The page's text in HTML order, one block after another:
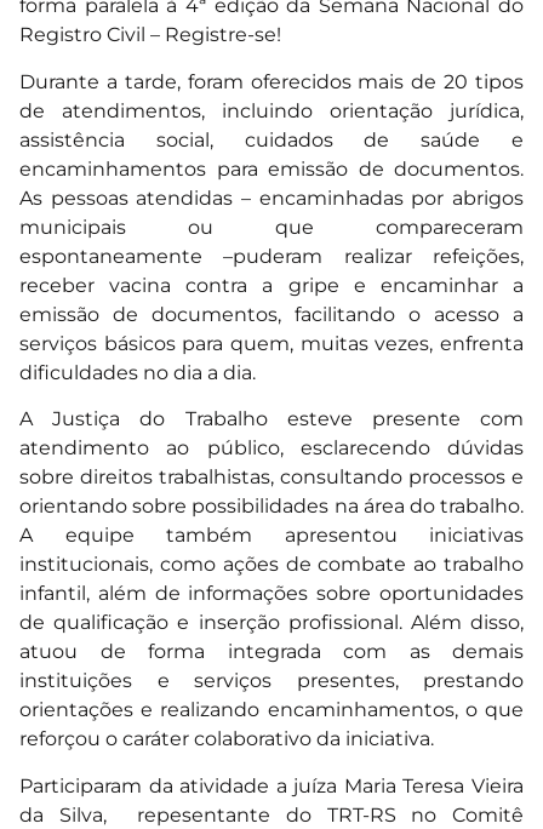
forma paralela à 4ª edição da Semana Nacional do
Registro Civil – Registre-se!
Durante a tarde, foram oferecidos mais de 20 tipos
de atendimentos, incluindo orientação jurídica,
assistência social, cuidados de saúde e
encaminhamentos para emissão de documentos.
As pessoas atendidas – encaminhadas por abrigos
municipais ou que compareceram
espontaneamente –puderam realizar refeições,
receber vacina contra a gripe e encaminhar a
emissão de documentos, facilitando o acesso a
serviços básicos para quem, muitas vezes, enfrenta
dificuldades no dia a dia.
A Justiça do Trabalho esteve presente com
atendimento ao público, esclarecendo dúvidas
sobre direitos trabalhistas, consultando processos e
orientando sobre possibilidades na área do trabalho.
A equipe também apresentou iniciativas
institucionais, como ações de combate ao trabalho
infantil, além de informações sobre oportunidades
de qualificação e inserção profissional. Além disso,
atuou de forma integrada com as demais
instituições e serviços presentes, prestando
orientações e realizando encaminhamentos, o que
reforçou o caráter colaborativo da iniciativa.
Participaram da atividade a juíza Maria Teresa Vieira
da Silva, repesentante do TRT-RS no Comitê